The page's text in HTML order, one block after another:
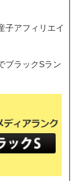
子アフィリエイ
ブラックSラン